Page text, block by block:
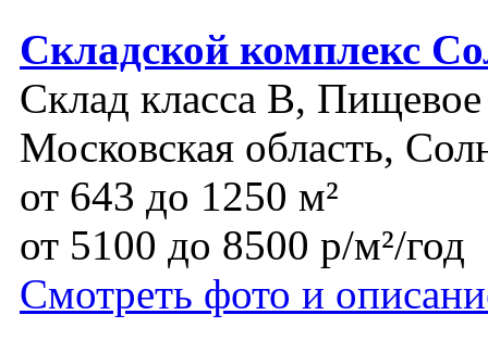
Складской комплекс
Склад класса B,
Московская область,
от 643 до 1250 м²
от 5100 до 8500 р/м²/год
Смотреть фото и